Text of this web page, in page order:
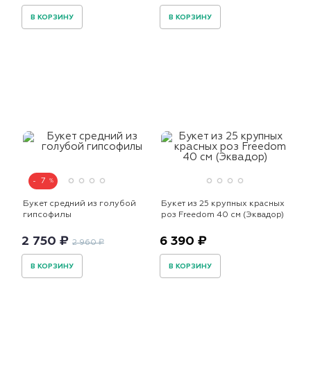
В КОРЗИНУ В КОРЗИНУ
7
Букет средний из голубой
гипсофилы
2 750 ₽ 2 960 ₽
В КОРЗИНУ
Букет из 25 крупных красных
роз Freedom 40 см (Эквадор)
6 390 ₽
В КОРЗИНУ